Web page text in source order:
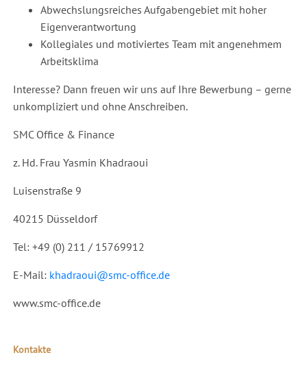
Abwechslungsreiches Aufgabengebiet mit hoher
Eigenverantwortung
Kollegiales und motiviertes Team mit angenehmem
Arbeitsklima
Interesse? Dann freuen wir uns auf Ihre Bewerbung – gerne
unkompliziert und ohne Anschreiben.
SMC Office & Finance
z. Hd. Frau Yasmin Khadraoui
Luisenstraße 9
40215 Düsseldorf
Tel: +49 (0) 211 / 15769912
E-Mail: khadraoui@smc-office.de
www.smc-office.de
Kontakte